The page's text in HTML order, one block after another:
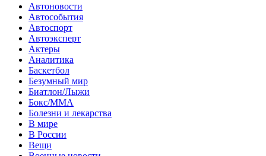
Автоновости
Автособытия
Автоспорт
Автоэксперт
Актеры
Аналитика
Баскетбол
Безумный мир
Биатлон/Лыжи
Бокс/MMA
Болезни и лекарства
В мире
В России
Вещи